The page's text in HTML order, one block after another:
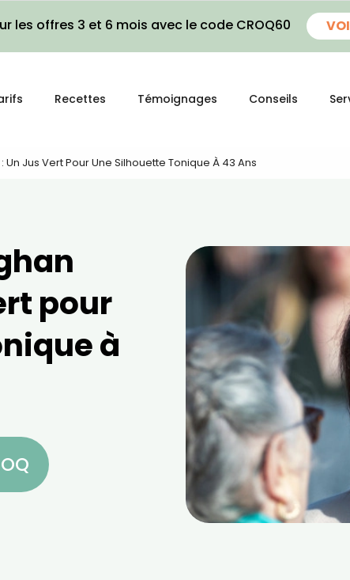
les offres 3 et 6 mois avec le code CROQ60
Recettes Témoignages Conseils
Jus Vert Pour Une Silhouette Tonique À 43 Ans
pour
à